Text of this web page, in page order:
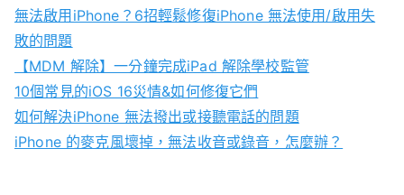
無法啟用iPhone？6招輕鬆修復iPhone 無法使用/啟用失
敗的問題
【MDM 解除】一分鐘完成iPad 解除學校監管
10個常見的iOS 16災情&如何修復它們
如何解決iPhone 無法撥出或接聽電話的問題
iPhone 的麥克風壞掉，無法收音或錄音，怎麼辦？